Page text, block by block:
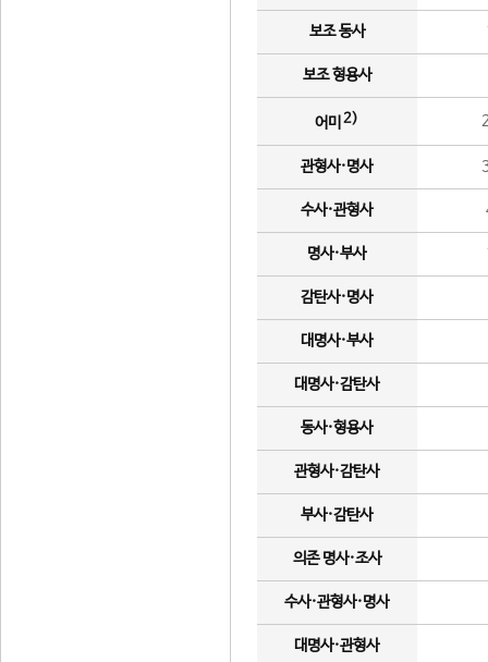
보조 동사
보조 형용사
어미 2)
관형사·명사
수사·관형사
명사·부사
감탄사·명사
대명사·부사
대명사·감탄사
동사·형용사
관형사·감탄사
부사·감탄사
의존 명사·조사
수사·관형사·명사
대명사·관형사